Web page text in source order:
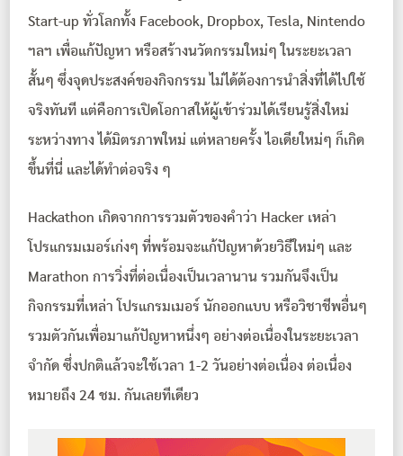
Start-up ทั่วโลกทั้ง Facebook, Dropbox, Tesla, Nintendo
ฯลฯ เพื่อแก้ปัญหา หรือสร้างนวัตกรรมใหม่ๆ ในระยะเวลา
สั้นๆ ซึ่งจุดประสงค์ของกิจกรรม ไม่ได้ต้องการนำสิ่งที่ได้ไปใช้
จริงทันที แต่คือการเปิดโอกาสให้ผู้เข้าร่วมได้เรียนรู้สิ่งใหม่
ระหว่างทาง ได้มิตรภาพใหม่ แต่หลายครั้ง ไอเดียใหม่ๆ ก็เกิด
ขึ้นที่นี่ และได้ทำต่อจริง ๆ
Hackathon เกิดจากการรวมตัวของคำว่า Hacker เหล่า
โปรแกรมเมอร์เก่งๆ ที่พร้อมจะแก้ปัญหาด้วยวิธีใหม่ๆ และ
Marathon การวิ่งที่ต่อเนื่องเป็นเวลานาน รวมกันจึงเป็น
กิจกรรมที่เหล่า โปรแกรมเมอร์ นักออกแบบ หรือวิชาชีพอื่นๆ
รวมตัวกันเพื่อมาแก้ปัญหาหนึ่งๆ อย่างต่อเนื่องในระยะเวลา
จำกัด ซึ่งปกติแล้วจะใช้เวลา 1-2 วันอย่างต่อเนื่อง ต่อเนื่อง
หมายถึง 24 ชม. กันเลยทีเดียว